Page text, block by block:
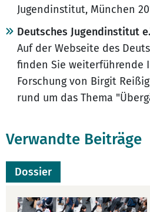
Jugendinstitut, München
Deutsches Jugendinstitut
Auf der Webseite des
finden Sie weiterführende
Forschung von Birgit
rund um das Thema
Verwandte Beiträge
Dossier